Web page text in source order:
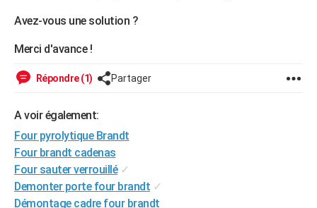
Guides de France
Escapades
Patrimoine
Expositions
Musées
Week-end nature
LIFESTYLE
Art de vivre
Bien-être
Loisirs
ModeModes de vie
SANTE
Alimentation
Guide de la santé
Maladies
Médicaments
Sommeil
VOYAGE
GUIDES D'ACHAT
BONS PLANS
CARTE DE VOEUX
Avez-vous une solution ?
Merci d'avance !
Répondre (1) Partager
A voir également:
Four pyrolytique Brandt
Four brandt cadenas
Four sauter verrouillé ✓
Demonter porte four brandt ✓
Démontage cadre four brandt